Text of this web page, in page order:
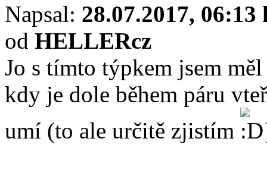
Napsal: 28.07.2017, 06:13
od HELLERcz
Jo s tímto týpkem jsem
kdy je dole během páru
umí (to ale určitě zjistím